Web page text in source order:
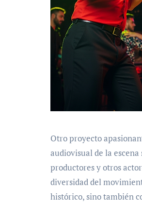
Otro proyecto
audiovisual de la
productores y otros
diversidad del
histórico, sino también